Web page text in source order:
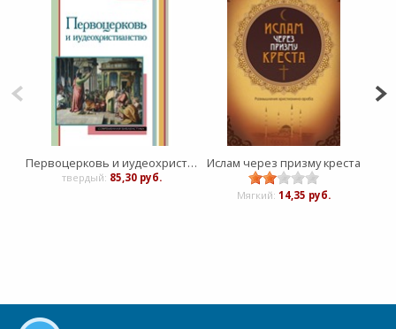
Первоцерковь и иудеохристианство
твердый: 85,30 руб.
Ислам через призму креста
Мягкий:14,35 руб.